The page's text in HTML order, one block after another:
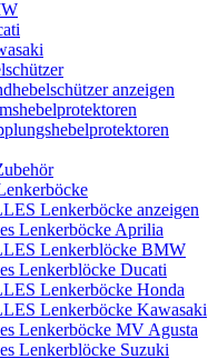
anzeigen
Lenkerböcke anzeigen
Lenkerböcke Aprilia
Lenkerblöcke BMW
Lenkerblöcke Ducati
Lenkerböcke Honda
Lenkerböcke Kawasaki
Lenkerböcke MV Agusta
Lenkerblöcke Suzuki